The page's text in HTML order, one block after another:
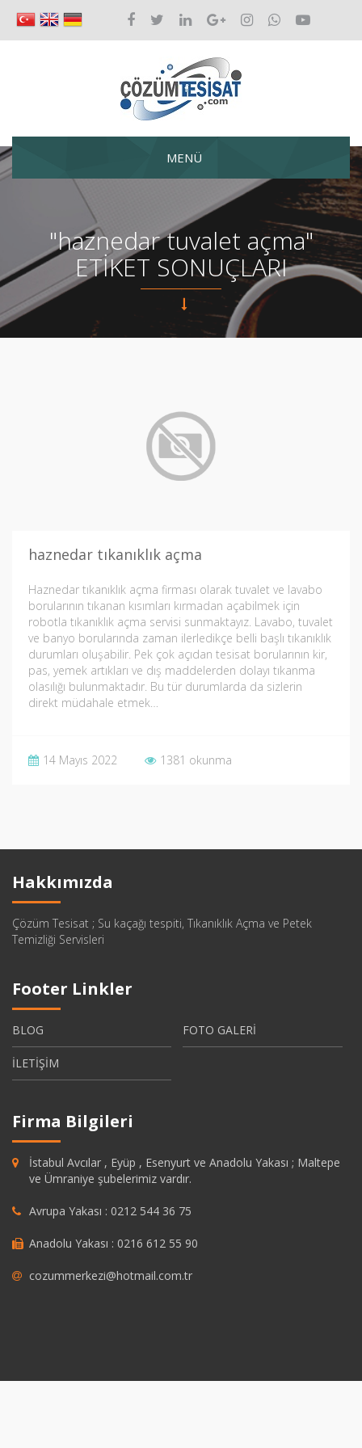
MENÜ
"haznedar tuvalet açma"
ETİKET SONUÇLARI
haznedar tıkanıklık açma
Haznedar tıkanıklık açma firması olarak tuvalet ve lavabo
borularının tıkanan kısımları kırmadan açabilmek için
robotla tıkanıklık açma servisi sunmaktayız. Lavabo, tuvalet
ve banyo borularında zaman ilerledikçe belli başlı tıkanıklık
durumları oluşabilir. Pek çok açıdan tesisat borularının kir,
pas, yemek artıkları ve dış maddelerden dolayı tıkanma
olasılığı bulunmaktadır. Bu tür durumlarda da sizlerin
direkt müdahale etmek…
14 Mayıs 2022 1381 okunma
Hakkımızda
Çözüm Tesisat ; Su kaçağı tespiti, Tıkanıklık Açma ve Petek
Temizliği Servisleri
Footer Linkler
BLOG FOTO GALERİ
İLETİŞİM
Firma Bilgileri
İstabul Avcılar , Eyüp , Esenyurt ve Anadolu Yakası ; Maltepe
ve Ümraniye şubelerimiz vardır.
Avrupa Yakası : 0212 544 36 75
Anadolu Yakası : 0216 612 55 90
cozummerkezi@hotmail.com.tr